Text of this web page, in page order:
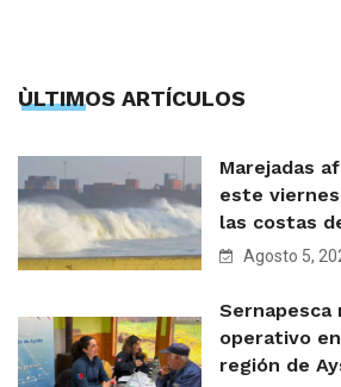
ÙLTIMOS ARTÍCULOS
Marejadas
este
las costas
Agosto 5,
Sernapesca
operativo
región de